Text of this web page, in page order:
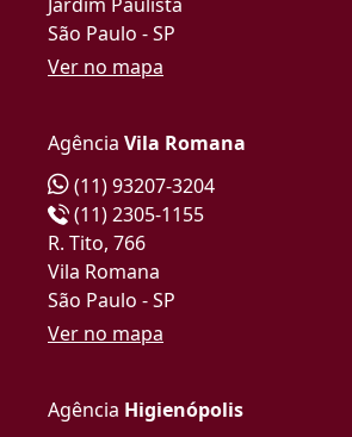
São Paulo - SP
Ver no mapa
Agência Vila Romana
(11) 93207-3204
(11) 2305-1155
R. Tito, 766
Vila Romana
São Paulo - SP
Ver no mapa
Agência Higienópolis